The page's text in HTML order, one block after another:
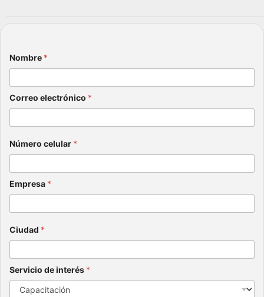
Nombre *
Correo electrónico *
Número celular *
Empresa *
Ciudad *
Servicio de interés *